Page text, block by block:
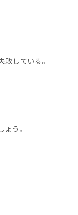
している。
う。